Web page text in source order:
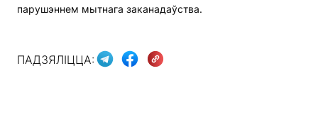
парушэннем мытнага заканадаўства.
ПАДЗЯЛІЦЦА: